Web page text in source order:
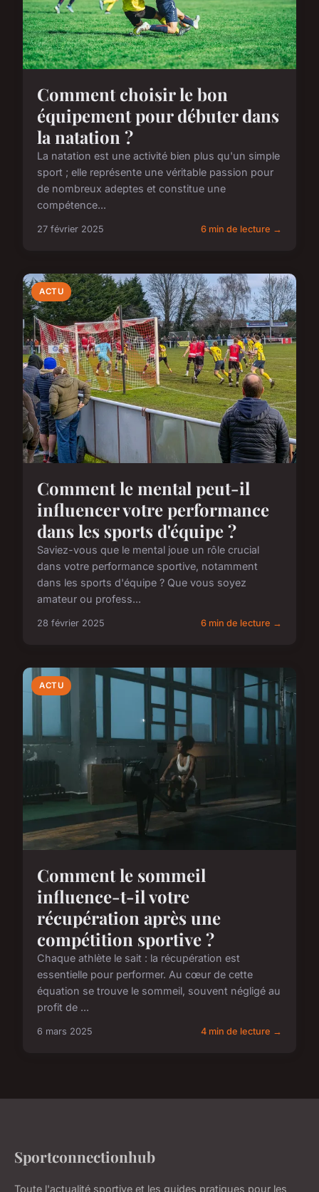
Comment choisir le bon
équipement pour débuter dans
la natation ?
La natation est une activité bien plus qu'un simple
sport ; elle représente une véritable passion pour
de nombreux adeptes et constitue une
compétence...
27 février 2025 6 min de lecture →
ACTU
Comment le mental peut-il
influencer votre performance
dans les sports d'équipe ?
Saviez-vous que le mental joue un rôle crucial
dans votre performance sportive, notamment
dans les sports d'équipe ? Que vous soyez
amateur ou profess...
28 février 2025 6 min de lecture →
ACTU
Comment le sommeil
influence-t-il votre
récupération après une
compétition sportive ?
Chaque athlète le sait : la récupération est
essentielle pour performer. Au cœur de cette
équation se trouve le sommeil, souvent négligé au
profit de ...
6 mars 2025 4 min de lecture →
Sportconnectionhub
Toute l'actualité sportive et les guides pratiques pour les